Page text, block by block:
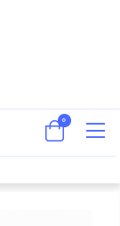
محصولات
0